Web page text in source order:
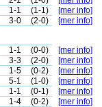
1-1 (1-1)
[mer info]
3-0 (2-0) [mer info]
1-1 (0-0)
[mer info]
3-3 (2-0)
[mer info]
1-5 (0-2)
[mer info]
5-1 (1-0)
[mer info]
1-1 (0-1)
[mer info]
1-4 (0-2) [mer info]